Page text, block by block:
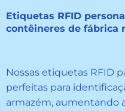
Etiquetas RFID
contêineres de fábrica
Nossas etiquetas RFID
perfeitas para
armazém, aumentando